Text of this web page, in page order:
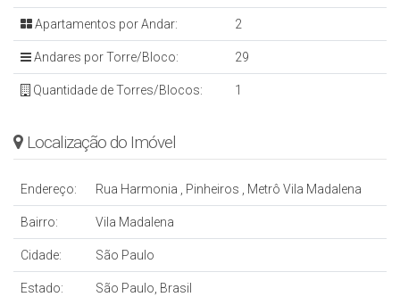
Apartamentos por Andar: 2
Andares por Torre/Bloco: 29
Quantidade de Torres/Blocos: 1
Localização do Imóvel
Endereço: Rua Harmonia , Pinheiros , Metrô Vila Madalena
Bairro: Vila Madalena
Cidade: São Paulo
Estado: São Paulo, Brasil